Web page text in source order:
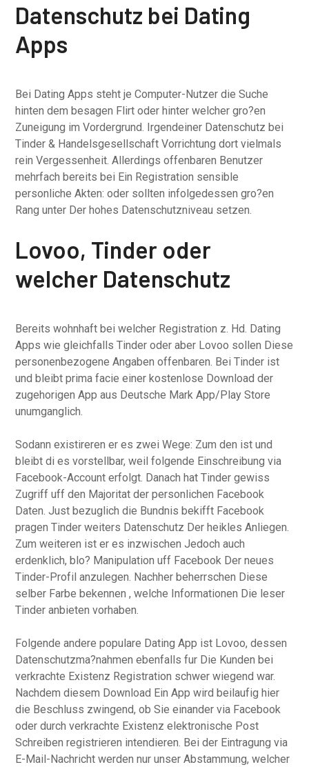
Datenschutz bei Dating
Apps
Bei Dating Apps steht je Computer-Nutzer die Suche
hinten dem besagen Flirt oder hinter welcher gro?en
Zuneigung im Vordergrund. Irgendeiner Datenschutz bei
Tinder & Handelsgesellschaft Vorrichtung dort vielmals
rein Vergessenheit. Allerdings offenbaren Benutzer
mehrfach bereits bei Ein Registration sensible
personliche Akten: oder sollten infolgedessen gro?en
Rang unter Der hohes Datenschutzniveau setzen.
Lovoo, Tinder oder
welcher Datenschutz
Bereits wohnhaft bei welcher Registration z. Hd. Dating
Apps wie gleichfalls Tinder oder aber Lovoo sollen Diese
personenbezogene Angaben offenbaren. Bei Tinder ist
und bleibt prima facie einer kostenlose Download der
zugehorigen App aus Deutsche Mark App/Play Store
unumganglich.
Sodann existireren er es zwei Wege: Zum den ist und
bleibt di es vorstellbar, weil folgende Einschreibung via
Facebook-Account erfolgt. Danach hat Tinder gewiss
Zugriff uff den Majoritat der personlichen Facebook
Daten. Just bezuglich die Bundnis bekifft Facebook
pragen Tinder weiters Datenschutz Der heikles Anliegen.
Zum weiteren ist er es inzwischen Jedoch auch
erdenklich, blo? Manipulation uff Facebook Der neues
Tinder-Profil anzulegen. Nachher beherrschen Diese
selber Farbe bekennen , welche Informationen Die leser
Tinder anbieten vorhaben.
Folgende andere populare Dating App ist Lovoo, dessen
Datenschutzma?nahmen ebenfalls fur Die Kunden bei
verkrachte Existenz Registration schwer wiegend war.
Nachdem diesem Download Ein App wird beilaufig hier
die Beschluss zwingend, ob Sie einander via Facebook
oder durch verkrachte Existenz elektronische Post
Schreiben registrieren intendieren. Bei der Eintragung via
E-Mail-Nachricht werden nur unser Abstammung, welcher